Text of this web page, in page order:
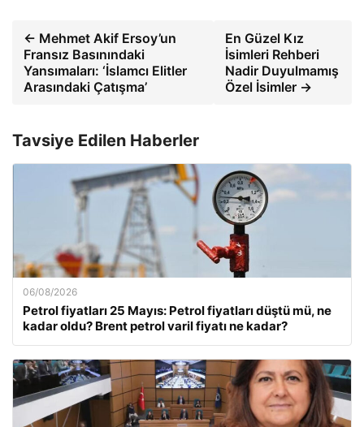
← Mehmet Akif Ersoy’un
Fransız Basınındaki
Yansımaları: ‘İslamcı Elitler
Arasındaki Çatışma’
En Güzel Kız
İsimleri Rehberi
Nadir Duyulmamış
Özel İsimler →
Tavsiye Edilen Haberler
06/08/2026
Petrol fiyatları 25 Mayıs: Petrol fiyatları düştü mü, ne
kadar oldu? Brent petrol varil fiyatı ne kadar?